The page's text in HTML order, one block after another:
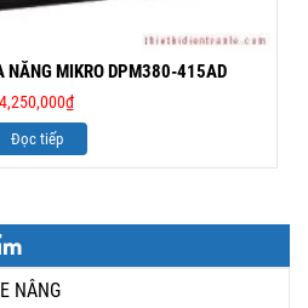
NÂNG
NĂNG MIKRO DPM380-415AD
4,250,000₫
Đọc tiếp